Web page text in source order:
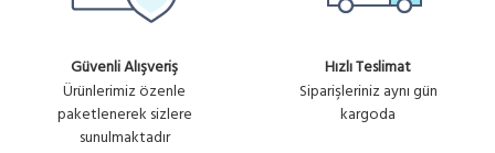
Güvenli Alışveriş
Ürünlerimiz özenle
paketlenerek sizlere
sunulmaktadır
Hızlı Teslimat
Siparişleriniz aynı gün
kargoda